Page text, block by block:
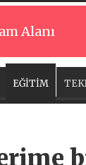
Alanı
EĞİTİM